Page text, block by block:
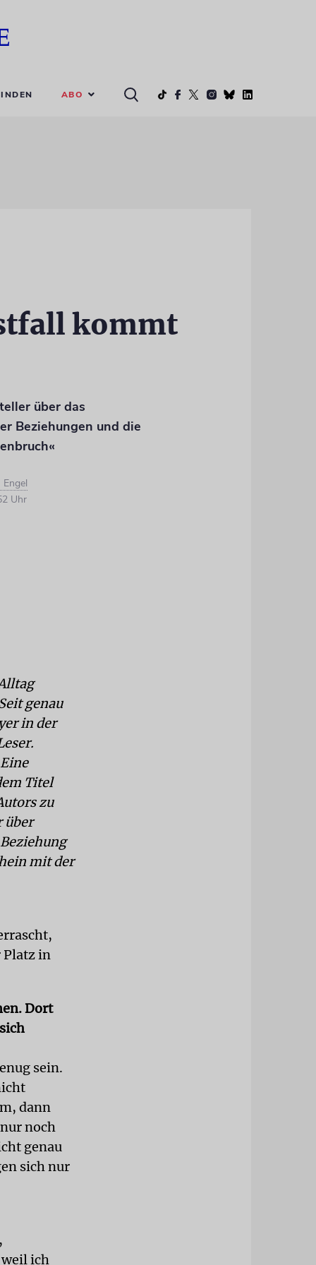
ABO
kommt
über das
Beziehungen und die
Uhr
genau
in der
Titel
zu
über
mit der
Platz in
Dort
sein.
dann
noch
genau
sich nur
ich